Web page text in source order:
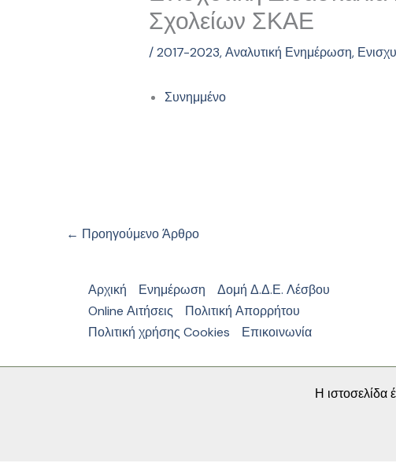
Σχολείων ΣΚΑΕ
/2017-2023,Αναλυτική Ενημέρωση,
Συνημμένο
← Προηγούμενο Άρθρο
Αρχική Ενημέρωση
Δομή Δ.Δ.Ε. Λέσβου
Online Αιτήσεις
Πολιτική Απορρήτου
Πολιτική χρήσης Cookies
Επικοινωνία
Η ιστοσελίδα